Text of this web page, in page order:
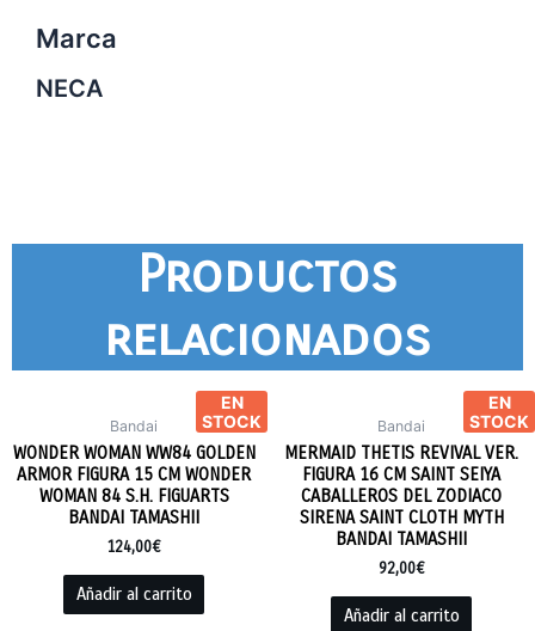
Marca
NECA
Productos
relacionados
EN
STOCK
Bandai
WONDER WOMAN WW84 GOLDEN
ARMOR FIGURA 15 CM WONDER
WOMAN 84 S.H. FIGUARTS
BANDAI TAMASHII
124,00€
Añadir al carrito
EN
STOCK
Bandai
MERMAID THETIS REVIVAL VER.
FIGURA 16 CM SAINT SEIYA
CABALLEROS DEL ZODIACO
SIRENA SAINT CLOTH MYTH
BANDAI TAMASHII
92,00€
Añadir al carrito